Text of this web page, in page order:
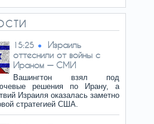
15:25
Израиль
оттеснили от войны с
Ираном — СМИ
Вашингтон взял под
решения по Ирану, а
Израиля оказалась заметно
стратегией США.